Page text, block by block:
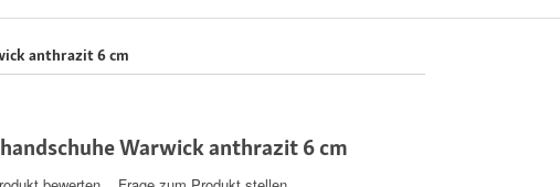
anthrazit 6 cm
Warwick anthrazit 6 cm